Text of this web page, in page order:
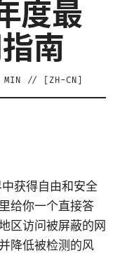
度最
南
MIN // [ ZH-CN
获得自由和安全
给你一个直接答
区访问被屏蔽的网
降低被检测的风